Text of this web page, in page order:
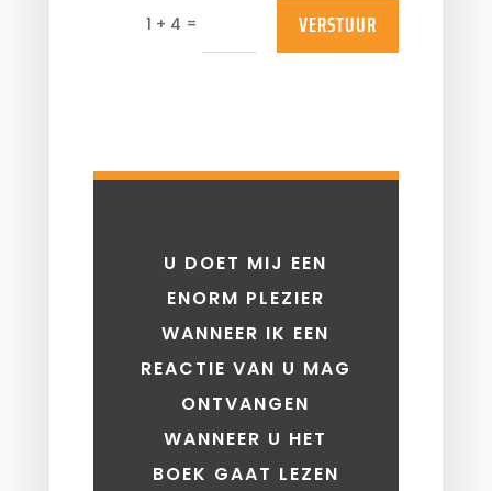
1 + 4 = VERSTUUR
U DOET MIJ EEN
ENORM PLEZIER
WANNEER IK EEN
REACTIE VAN U MAG
ONTVANGEN
WANNEER U HET
BOEK GAAT LEZEN